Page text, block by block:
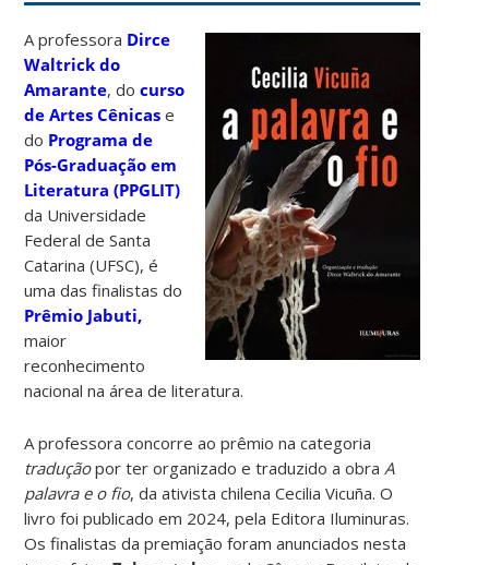
A professora Dirce
Waltrick do
Amarante, docurso
de Artes Cênicas e
do Programa de
Pós-Graduação em
Literatura (PPGLIT)
da Universidade
Federal de Santa
Catarina (UFSC), é
uma das finalistas do
Prêmio Jabuti,
maior
reconhecimento
nacional na área de literatura.
A professora concorre ao prêmio na categoria
traduçãopor ter organizado e traduzido a obra A
palavra e o fio, da ativista chilena Cecilia Vicuña. O
livro foi publicado em 2024, pela Editora Iluminuras.
Os finalistas da premiação foram anunciados nesta